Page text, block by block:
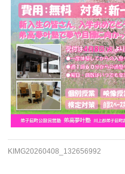
KIMG20260408_132656992